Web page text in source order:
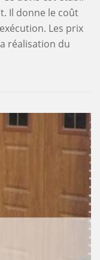
Il donne le coût
Les prix
réalisation du